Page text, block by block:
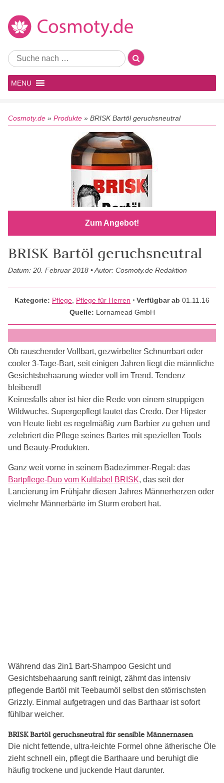
MENU
Cosmoty.de » Produkte » BRISK Bartöl geruchsneutral
Zum Angebot!
BRISK Bartöl geruchsneutral
Datum: 20. Februar 2018 • Autor: Cosmoty.de Redaktion
Kategorie: Pflege Pflege für Herren ⋅ Verfügbar ab 01.11.16
Quelle: Lornamead GmbH
Ob rauschender Vollbart, gezwirbelter Schnurrbart oder
cooler 3-Tage-Bart, seit einigen Jahren liegt die männliche
Gesichtsbehaarung wieder voll im Trend. Tendenz
bleibend!
Keinesfalls aber ist hier die Rede von einem struppigen
Wildwuchs. Supergepflegt lautet das Credo. Der Hipster
von Heute liebt es regelmäßig zum Barbier zu gehen und
zelebriert die Pflege seines Bartes mit speziellen Tools
und Beauty-Produkten.
Ganz weit vorne in seinem Badezimmer-Regal: das
Bartpflege-Duo vom Kultlabel BRISK, das seit der
Lancierung im Frühjahr diesen Jahres Männerherzen oder
vielmehr Männerbärte im Sturm erobert hat.
Während das 2in1 Bart-Shampoo Gesicht und
Gesichtsbehaarung sanft reinigt, zähmt das intensiv
pflegende Bartöl mit Teebaumöl selbst den störrischsten
Grizzly. Einmal aufgetragen und das Barthaar ist sofort
fühlbar weicher.
BRISK Bartöl geruchsneutral für sensible Männernasen
Die nicht fettende, ultra-leichte Formel ohne ätherische Öle
zieht schnell ein, pflegt die Barthaare und beruhigt die
häufig trockene und juckende Haut darunter.